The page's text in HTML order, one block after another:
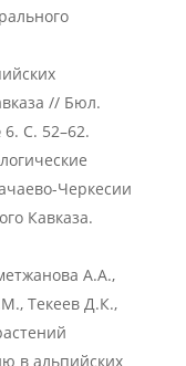
// Бюл.
С. 52–62.
Черкесии
Кавказа.
А.А.,
Текеев Д.К.,
в альпийских